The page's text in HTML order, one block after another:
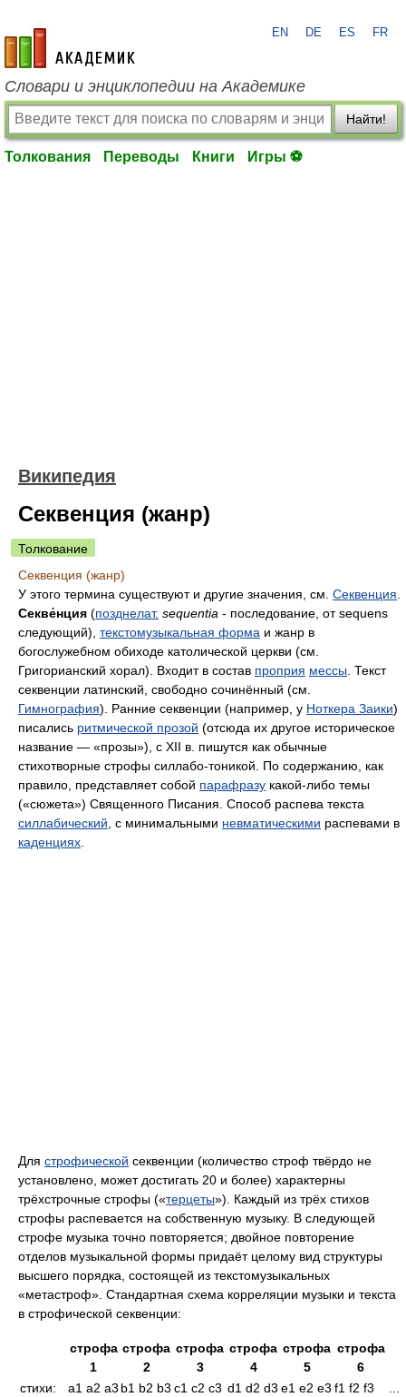
academic.ru
EN DE ES FR
Словари и энциклопедии на Академике
Найти!
Толкования Переводы Книги Игры ⚽
Википедия
Секвенция (жанр)
Толкование
Секвенция (жанр)
У этого термина существуют и другие значения, см. Секвенция
Секве́нция (позднелат. sequentia - последование, от sequens
следующий), текстомузыкальная форма и жанр в
богослужебном обиходе католической церкви (см.
Григорианский хорал). Входит в состав проприя мессы . Текст
секвенции латинский, свободно сочинённый (см.
Гимнография). Ранние секвенции (например, у Ноткера Заики)
писались ритмической прозой (отсюда их другое историческое
название — «прозы»), с XII в. пишутся как обычные
стихотворные строфы силлабо-тоникой. По содержанию, как
правило, представляет собой парафразу какой-либо темы
(«сюжета») Священного Писания. Способ распева текста
силлабический , с минимальными невматическими распевами в
каденциях
Для строфической секвенции (количество строф твёрдо не
установлено, может достигать 20 и более) характерны
трёхстрочные строфы («терцеты»). Каждый из трёх стихов
строфы распевается на собственную музыку. В следующей
строфе музыка точно повторяется; двойное повторение
отделов музыкальной формы придаёт целому вид структуры
высшего порядка, состоящей из текстомузыкальных
«метастроф». Стандартная схема корреляции музыки и текста
в строфической секвенции:
строфа
1
строфа
2
строфа
3
строфа
4
строфа
5
строфа
6
стихи:
a1 a2 a3 b1 b2 b3 c1 c2 c3 d1 d2 d3 e1 e2 e3 f1 f2 f3